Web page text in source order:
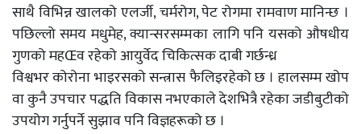
साथै विभिन्न खालको एलर्जी, चर्मरोग, पेट रोगमा रामवाण मानिन्छ ।
पछिल्लो समय मधुमेह, क्यान्सरसम्मका लागि पनि यसको औषधीय
गुणको महŒव रहेको आयुर्वेद चिकित्सक दाबी गर्छन्ध्र
विश्वभर कोरोना भाइरसको सन्त्रास फैलिइरहेको छ । हालसम्म खोप
वा कुनै उपचार पद्धति विकास नभएकाले देशभित्रै रहेका जडीबुटीको
उपयोग गर्नुपर्ने सुझाव पनि विज्ञहरूको छ ।